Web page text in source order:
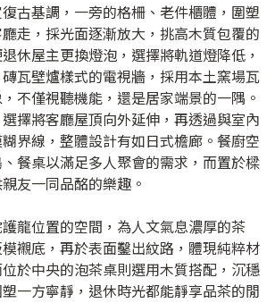
古基調，一旁的格柵、老件櫃體，圍塑
走，採光面逐漸放大，挑高木質包覆的
休屋主更換燈泡，選擇將軌道燈降低，
瓦壁爐樣式的電視牆，採用本土窯場瓦
不僅視聽機能，還是居家端景的一隅。
擇將客廳屋頂向外延伸，再透過與室內
界線，整體設計有如日式檐廊。餐廚空
餐桌以滿足多人聚會的需求，而置於樑
友一同品酩的樂趣。
龍位置的空間，為人文氣息濃厚的茶
襯底，再於表面鑿出紋路，體現純粹材
於中央的泡茶桌則選用木質搭配，沉穩
一方寧靜，退休時光都能靜享品茶的閒